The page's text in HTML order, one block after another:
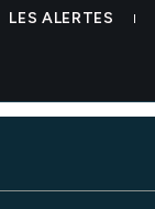
LES ALERTES